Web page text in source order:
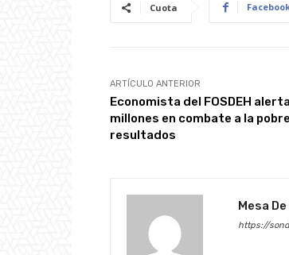
Cuota
ARTÍCULO ANTERIOR
Economista del FOSDEH
millones en combate a la
resultados
Mesa
https://